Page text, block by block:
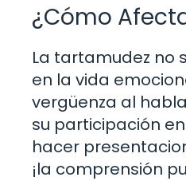
¿Cómo
La tartamudez no
en la vida
vergüenza al
su participación
hacer
¡la comprensión